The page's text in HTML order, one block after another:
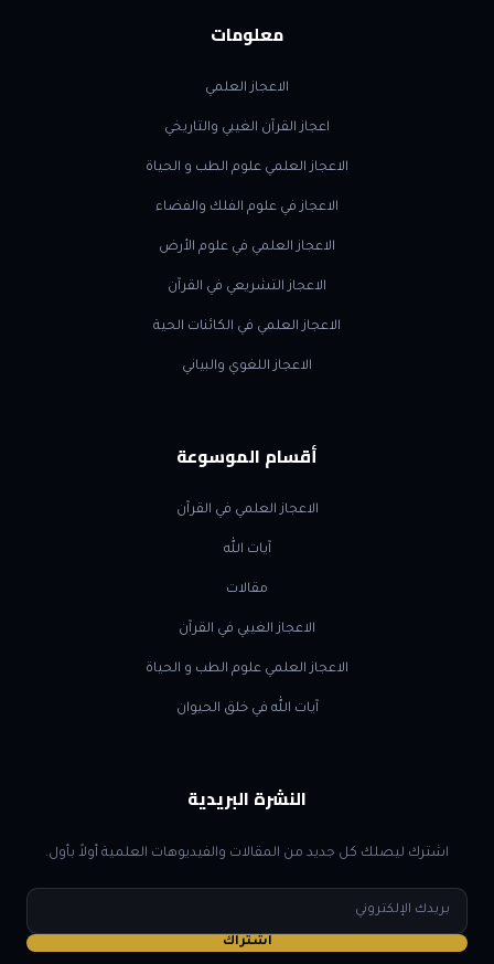
معلومات
الاعجاز العلمي
اعجاز القرآن الغيبي والتاريخي
الاعجاز العلمي علوم الطب و الحياة
الاعجاز في علوم الفلك والفضاء
الاعجاز العلمي في علوم الأرض
الاعجاز التشريعي في القرآن
الاعجاز العلمي في الكائنات الحية
الاعجاز اللغوي والبياني
أقسام الموسوعة
الاعجاز العلمي في القرآن
آيات الله
مقالات
الاعجاز الغيبي في القرآن
الاعجاز العلمي علوم الطب و الحياة
آيات الله في خلق الحيوان
النشرة البريدية
اشترك ليصلك كل جديد من المقالات والفيديوهات العلمية أولاً بأول.
البريد
الإلكتروني
اشتراك